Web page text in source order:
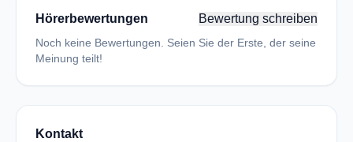
Hörerbewertungen Bewertung schreiben
Noch keine Bewertungen. Seien Sie der Erste, der seine
Meinung teilt!
Kontakt